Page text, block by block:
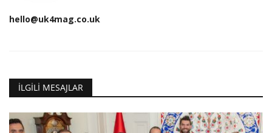
hello@uk4mag.co.uk
İLGILI MESAJLAR